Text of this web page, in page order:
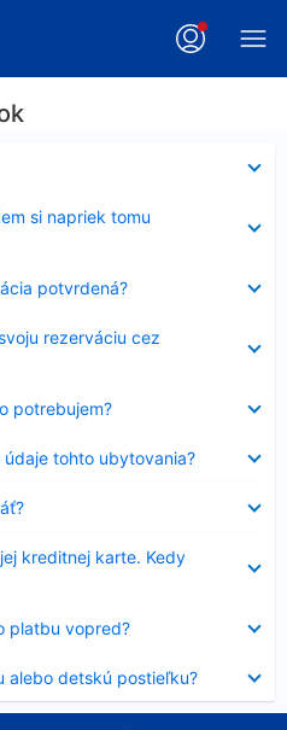
si napriek tomu
potvrdená?
rezerváciu cez
potrebujem?
tohto ubytovania?
kreditnej karte. Kedy
platbu vopred?
alebo detskú postieľku?